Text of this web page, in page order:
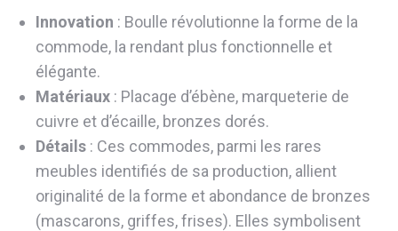
Innovation : Boulle révolutionne la forme de la
commode, la rendant plus fonctionnelle et
élégante.
Matériaux : Placage d’ébène, marqueterie de
cuivre et d’écaille, bronzes dorés.
Détails : Ces commodes, parmi les rares
meubles identifiés de sa production, allient
originalité de la forme et abondance de bronzes
(mascarons, griffes, frises). Elles symbolisent